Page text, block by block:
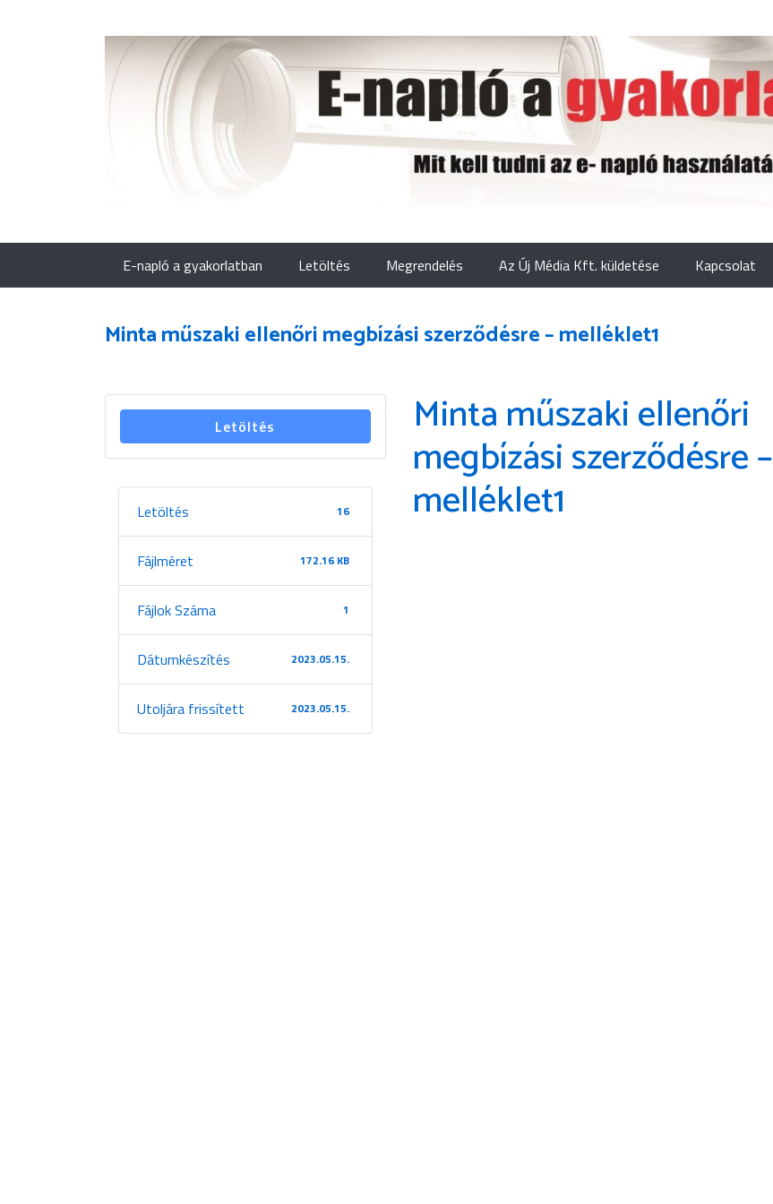
E-napló a gyakorlatban Letöltés Megrendelés Az Új Média Kft. küldetése Kapcsolat
Minta műszaki ellenőri megbízási szerződésre – melléklet1
Letöltés
Letöltés 16
Fájlméret 172.16 KB
Fájlok Száma 1
Dátumkészítés 2023.05.15.
Utoljára frissített 2023.05.15.
Minta műszaki ellenőri
megbízási szerződésre –
melléklet1